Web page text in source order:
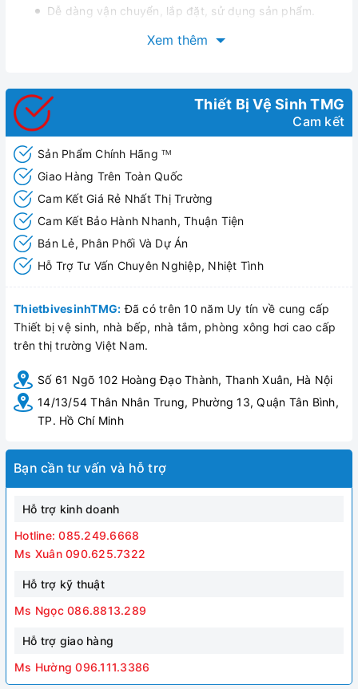
Dễ dàng vận chuyển, lắp đặt, sử dụng sản phẩm.
Xem thêm
Thiết Bị Vệ Sinh TMG
Cam kết
Sản Phẩm Chính Hãng TM
Giao Hàng Trên Toàn Quốc
Cam Kết Giá Rẻ Nhất Thị Trường
Cam Kết Bảo Hành Nhanh, Thuận Tiện
Bán Lẻ, Phân Phối Và Dự Án
Hỗ Trợ Tư Vấn Chuyên Nghiệp, Nhiệt Tình
ThietbivesinhTMG: Đã có trên 10 năm Uy tín về cung cấp
Thiết bị vệ sinh, nhà bếp, nhà tắm, phòng xông hơi cao cấp
trên thị trường Việt Nam.
Số 61 Ngõ 102 Hoàng Đạo Thành, Thanh Xuân, Hà Nội
14/13/54 Thân Nhân Trung, Phường 13, Quận Tân Bình,
TP. Hồ Chí Minh
Bạn cần tư vấn và hỗ trợ
Hỗ trợ kinh doanh
Hotline: 085.249.6668
Ms Xuân 090.625.7322
Hỗ trợ kỹ thuật
Ms Ngọc 086.8813.289
Hỗ trợ giao hàng
Ms Hường 096.111.3386